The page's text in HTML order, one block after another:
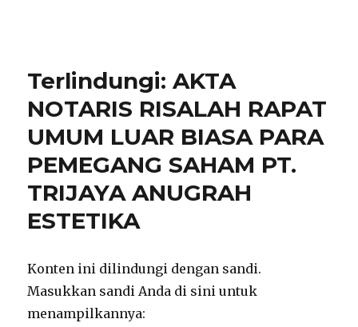
Terlindungi: AKTA
NOTARIS RISALAH RAPAT
UMUM LUAR BIASA PARA
PEMEGANG SAHAM PT.
TRIJAYA ANUGRAH
ESTETIKA
Konten ini dilindungi dengan sandi.
Masukkan sandi Anda di sini untuk
menampilkannya: